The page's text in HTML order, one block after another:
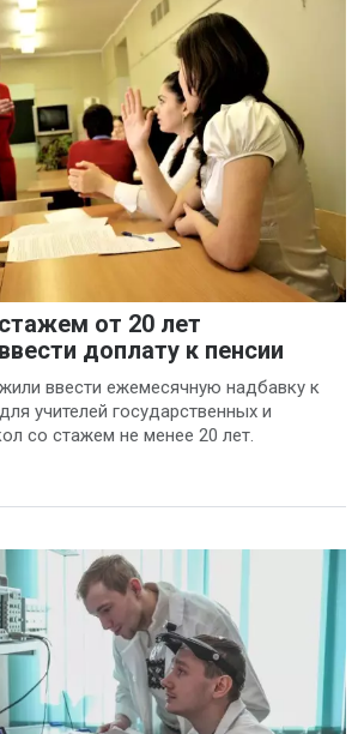
от 20 лет
доплату к пенсии
ввести ежемесячную надбавку к
учителей государственных и
со стажем не менее 20 лет.